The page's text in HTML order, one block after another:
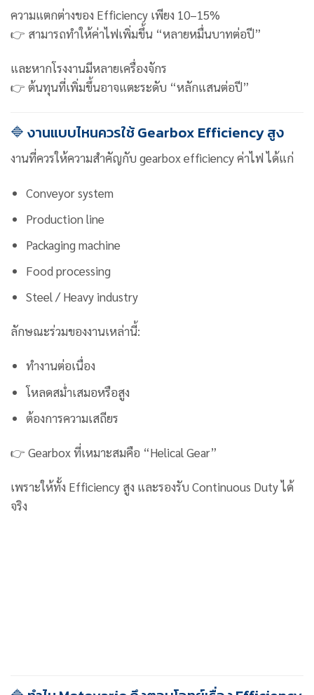
ความแตกต่างของ Efficiency เพียง 10–15%
👉 สามารถทำให้ค่าไฟเพิ่มขึ้น “หลายหมื่นบาทต่อปี”
และหากโรงงานมีหลายเครื่องจักร
👉 ต้นทุนที่เพิ่มขึ้นอาจแตะระดับ “หลักแสนต่อปี”
🔷 งานแบบไหนควรใช้ Gearbox Efficiency สูง
งานที่ควรให้ความสำคัญกับ gearbox efficiency ค่าไฟ ได้แก่
Conveyor system
Production line
Packaging machine
Food processing
Steel / Heavy industry
ลักษณะร่วมของงานเหล่านี้:
ทำงานต่อเนื่อง
โหลดสม่ำเสมอหรือสูง
ต้องการความเสถียร
👉 Gearbox ที่เหมาะสมคือ “Helical Gear”
เพราะให้ทั้ง Efficiency สูง และรองรับ Continuous Duty ได้
จริง